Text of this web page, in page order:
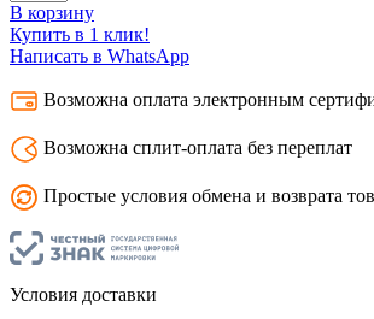
В корзину
Купить в 1 клик!
Написать в WhatsApp
Возможна оплата электронным
Возможна сплит-оплата без переплат
Простые условия обмена и возврата
Условия доставки